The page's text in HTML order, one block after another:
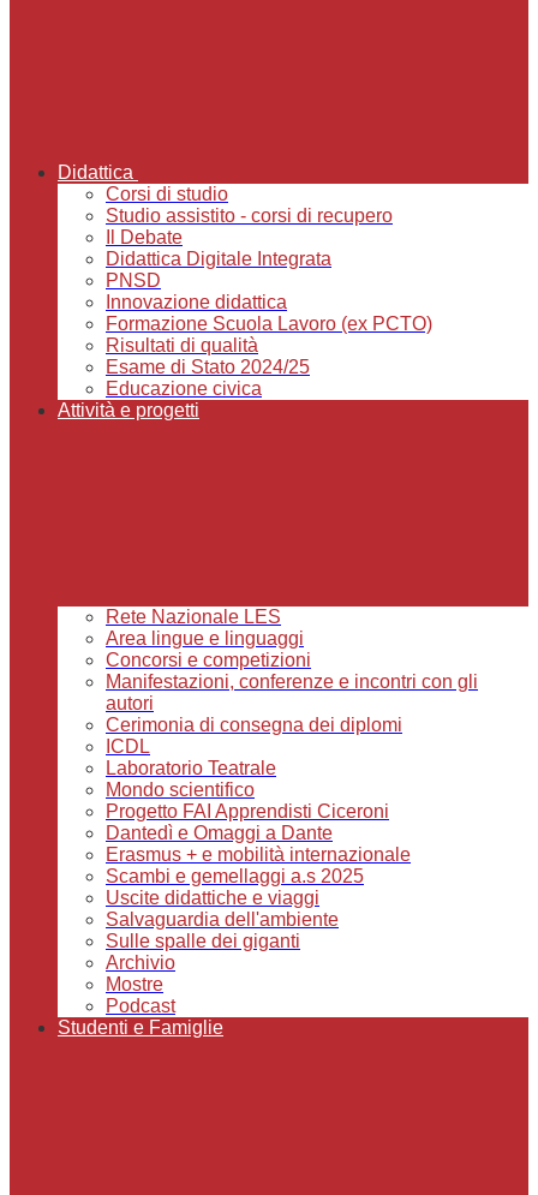
Didattica
Corsi di studio
Studio assistito - corsi di recupero
Il Debate
Didattica Digitale Integrata
PNSD
Innovazione didattica
Formazione Scuola Lavoro (ex PCTO)
Risultati di qualità
Esame di Stato 2024/25
Educazione civica
Attività e progetti
Rete Nazionale LES
Area lingue e linguaggi
Concorsi e competizioni
Manifestazioni, conferenze e incontri con gli
autori
Cerimonia di consegna dei diplomi
ICDL
Laboratorio Teatrale
Mondo scientifico
Progetto FAI Apprendisti Ciceroni
Dantedì e Omaggi a Dante
Erasmus + e mobilità internazionale
Scambi e gemellaggi a.s 2025
Uscite didattiche e viaggi
Salvaguardia dell'ambiente
Sulle spalle dei giganti
Archivio
Mostre
Podcast
Studenti e Famiglie